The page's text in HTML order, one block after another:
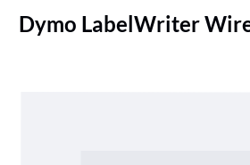
Dymo LabelWriter